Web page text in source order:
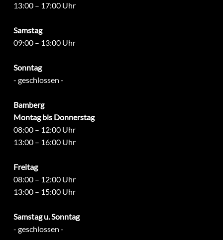
13:00 – 17:00 Uhr
Samstag
09:00 – 13:00 Uhr
Sonntag
- geschlossen -
Bamberg
Montag bis Donnerstag
08:00 – 12:00 Uhr
13:00 – 16:00 Uhr
Freitag
08:00 – 12:00 Uhr
13:00 – 15:00 Uhr
Samstag u. Sonntag
- geschlossen -